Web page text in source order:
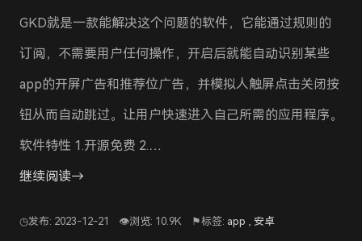
GKD就是一款能解决这个问题的软件，它能通过规则的
订阅，不需要用户任何操作，开启后就能自动识别某些
app的开屏广告和推荐位广告，并模拟人触屏点击关闭按
钮从而自动跳过。让用户快速进入自己所需的应用程序。
软件特性 1.开源免费 2.…
继续阅读→
◷发布: 2023-12-21 👁浏览: 10.9K ⚑标签: app , 安卓